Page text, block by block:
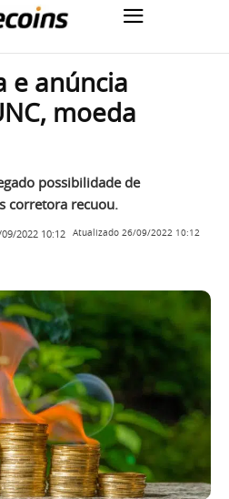
e anúncia
moeda
possibilidade de
corretora recuou.
2022 10:12 Atualizado 26/09/2022 10:12